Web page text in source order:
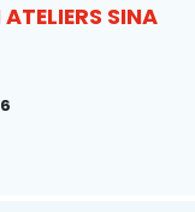
SINA